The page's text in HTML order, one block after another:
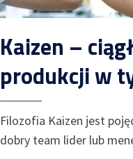
Kaizen –
produkcji w
Filozofia Kaizen jest
dobry team lider lub